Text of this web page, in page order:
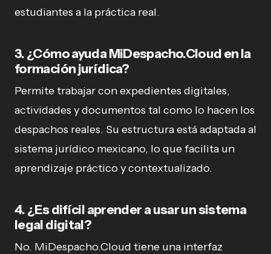
estudiantes a la práctica real.
3. ¿Cómo ayuda MiDespacho.Cloud en la
formación jurídica?
Permite trabajar con expedientes digitales,
actividades y documentos tal como lo hacen los
despachos reales. Su estructura está adaptada al
sistema jurídico mexicano, lo que facilita un
aprendizaje práctico y contextualizado.
4. ¿Es difícil aprender a usar un sistema
legal digital?
No. MiDespacho.Cloud tiene una interfaz